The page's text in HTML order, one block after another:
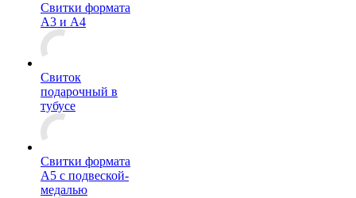
Свитки формата
А3 и А4
Свиток
подарочный в
тубусе
Свитки формата
А5 с подвеской-
медалью